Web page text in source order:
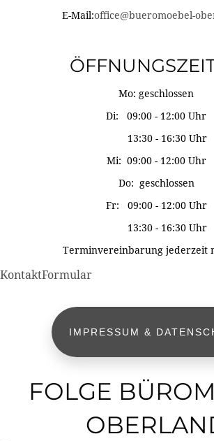
E-Mail:office@bueromoebel-
Mo: geschlossen
Di: 09:00 - 12:00 Uhr
13:30 - 16:30 Uhr
Mi: 09:00 - 12:00 Uhr
Do: geschlossen
Fr: 09:00 - 12:00 Uhr
13:30 - 16:30 Uhr
Terminvereinbarung jederzeit
KontaktFormular
IMPRESSUM &
FOLGE